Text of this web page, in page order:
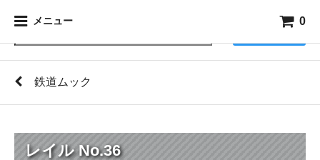
メニュー 0
鉄道ムック
レイル No.36